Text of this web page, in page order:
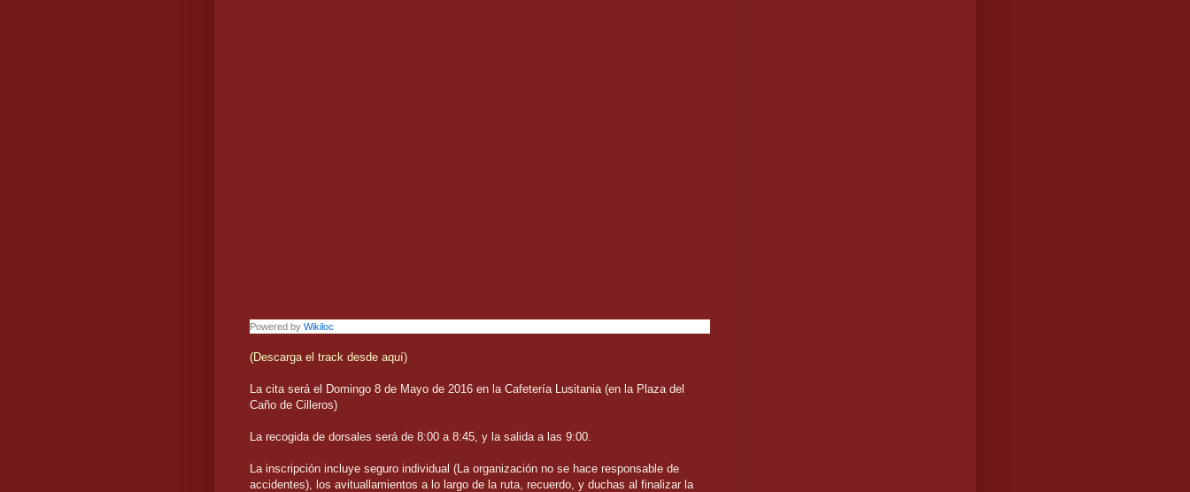
Powered by Wikiloc
(Descarga el track desde aquí)
La cita será el Domingo 8 de Mayo de 2016 en la Cafetería Lusitania (en la Plaza del
Caño de Cilleros)
La recogida de dorsales será de 8:00 a 8:45, y la salida a las 9:00.
La inscripción incluye seguro individual (La organización no se hace responsable de
accidentes), los avituallamientos a lo largo de la ruta, recuerdo, y duchas al finalizar la